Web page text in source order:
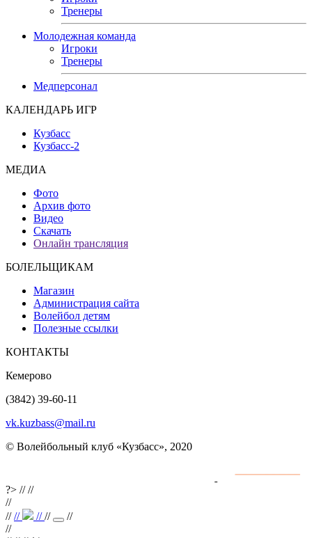
Тренеры
Молодежная команда
Игроки
Тренеры
Медперсонал
КАЛЕНДАРЬ ИГР
Кузбасс
Кузбасс-2
МЕДИА
Фото
Архив фото
Видео
Скачать
Онлайн трансляция
БОЛЕЛЬЩИКАМ
Магазин
Администрация сайта
Волейбол детям
Полезные ссылки
КОНТАКТЫ
Кемерово
(3842) 39-60-11
vk.kuzbass@mail.ru
© Волейбольный клуб «Кузбасс», 2020
?> ////
//
//// ////
//
//